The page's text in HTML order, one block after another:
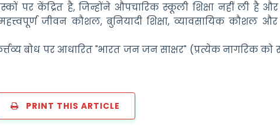
पर केंद्रित है, जिन्होंने औपचारिक स्कूली शिक्षा नहीं ली है
जीवन कौशल, बुनियादी शिक्षा, व्यावसायिक कौशल
बोध पर आधारित "भारत जन जन साक्षर" (प्रत्येक नागरिक को
PRINT THIS ARTICLE